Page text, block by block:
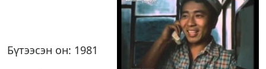
Бүтээсэн он: 1981